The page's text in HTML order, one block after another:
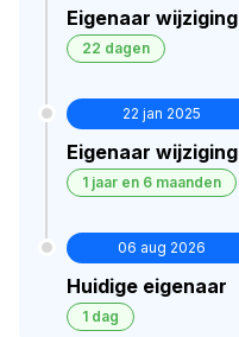
Eigenaar wijziging
22 dagen
22 jan 2025
Eigenaar wijziging
1 jaar en 6 maanden
06 aug 2026
Huidige eigenaar
1 dag